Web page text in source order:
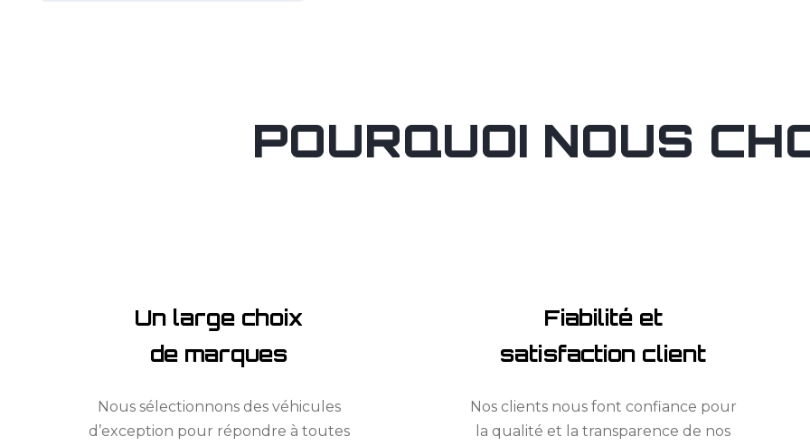
POURQUOI NOUS
Un large choix
de marques
Nous sélectionnons des véhicules
d’exception pour répondre à toutes
Fiabilité et
satisfaction client
Nos clients nous font confiance pour
la qualité et la transparence de nos